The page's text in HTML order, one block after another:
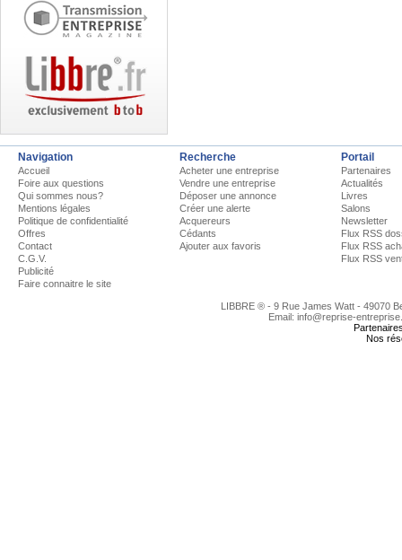
Navigation
Accueil
Foire aux questions
Qui sommes nous?
Mentions légales
Politique de confidentialité
Offres
Contact
C.G.V.
Publicité
Faire connaitre le site
Recherche
Acheter une entreprise
Vendre une entreprise
Déposer une annonce
Créer une alerte
Acquereurs
Cédants
Ajouter aux favoris
Portail
Partenaires
Actualités
Livres
Salons
Newsletter
Flux RSS
Flux RSS
Flux RSS
LIBBRE ® - 9 Rue James Watt - 49070
Email: info@reprise-
Nos